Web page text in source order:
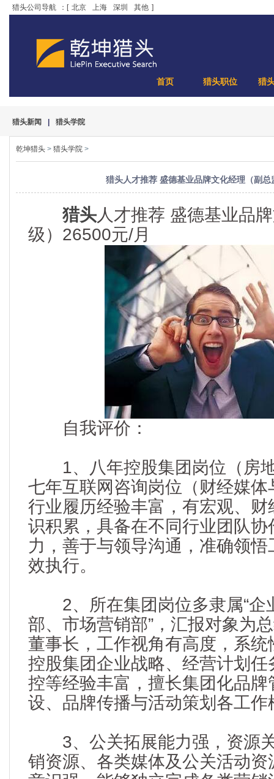
猎头公司导航 ：[ 北京 上海 深圳 其他 ]
首页 猎头职位 猎
猎头新闻 猎头学院
乾坤猎头 > 猎头学院 >
猎头人才推荐 盛德基业品牌文化经理（副总
猎头人才推荐 盛德基业品
级）26500元/月
自我评价：
1、八年控股集团岗位（房
七年互联网咨询岗位（财经媒
行业履历经验丰富，有宏观、
识积累，具备在不同行业团队
力，善于与领导沟通，准确领
效执行。
2、所在集团岗位多隶属“企
部、市场营销部”，汇报对象为
董事长，工作视角有高度，系
控股集团企业战略、经营计划
控等经验丰富，擅长集团化品
设、品牌传播与活动策划各工
3、公关拓展能力强，资源
销资源、各类媒体及公关活动